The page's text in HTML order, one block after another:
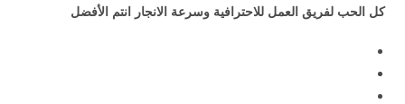
كل الحب لفريق العمل للاحترافية وسرعة الانجار انتم الأفضل